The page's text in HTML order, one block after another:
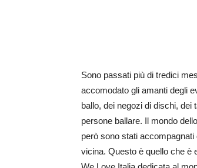
Sono passati più di tredici
accomodato gli amanti degli
ballo, dei negozi di dischi,
persone ballare. Il mondo
però sono stati
vicina. Questo è quello che è